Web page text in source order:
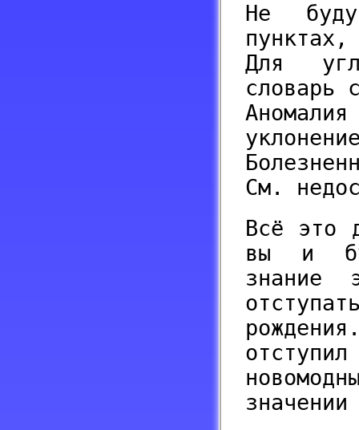
Не
Для
словарь
См.
Всё это
вы и
знание
значении